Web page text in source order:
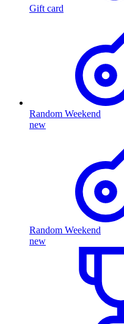
Gift card
Random Weekend
new
Random Weekend
new